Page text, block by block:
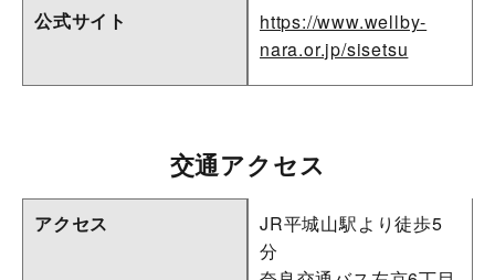
公式サイト
https://www.wellby-
nara.or.jp/sisetsu
交通アクセス
アクセス
JR平城山駅より徒歩5
分